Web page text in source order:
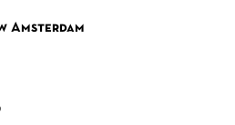
Amsterdam